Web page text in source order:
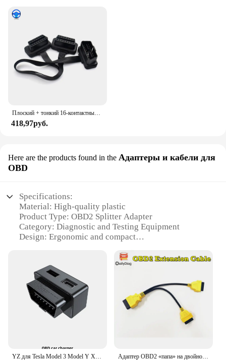
Плоский + тонкий 16-контактный удлинитель OBD 2 OBD2 16-контактный ELM327 штекер-Двойной Женский Y-образный сплиттер коленчатый удлинитель OBDII кабель-удлинитель
418,97руб.
Here are the products found in the Адаптеры и кабели для
OBD
Specifications:
Material: High-quality plastic
Product Type: OBD2 Splitter Adapter
Category: Diagnostic and Testing Equipment
Design: Ergonomic and compact
Performance: Reliable and efficient data
transmission
Parts and Accessories: Includes all necessary cables
for connectivity
Features:
mechanics, technicians, and car enthusiasts alike. It
allows for the connection of multiple diagnostic
YZ для Tesla Model 3 Model Y X S OBD адаптер для зарядки автомобилей Tesla Model3 ModelY obd2 разветвитель зарядное устройство адаптеры аксессуары Адаптер OBD2 «папа» на двойной «мама» Y-кабель OBDII 1-2 разветвитель удлинительный кабель автомобильный диагностический инструмент разъем OBD 2